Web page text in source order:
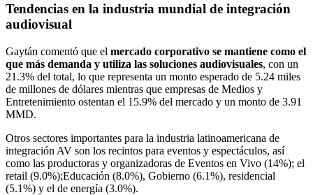
Tendencias en la industria mundial de integración
audiovisual
Gaytán comentó que el mercado corporativo se mantiene como el
que más demanda y utiliza las soluciones audiovisuales, con un
21.3% del total, lo que representa un monto esperado de 5.24 miles
de millones de dólares mientras que empresas de Medios y
Entretenimiento ostentan el 15.9% del mercado y un monto de 3.91
MMD.
Otros sectores importantes para la industria latinoamericana de
integración AV son los recintos para eventos y espectáculos, así
como las productoras y organizadoras de Eventos en Vivo (14%); el
retail (9.0%);Educación (8.0%), Gobierno (6.1%), residencial
(5.1%) y el de energía (3.0%).